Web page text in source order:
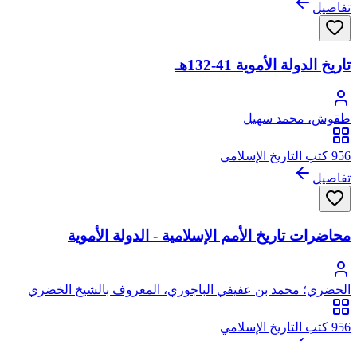
تفاصيل
تاريخ الدولة الأموية 41-132هـ
طقوش، محمد سهيل
956 كتب التاريخ الإسلامي
تفاصيل
محاضرات تاريخ الأمم الإسلامية - الدولة الأموية
الخضري؛ محمد بن عفيفي الباجوري، المعروف بالشيخ الخضري
956 كتب التاريخ الإسلامي